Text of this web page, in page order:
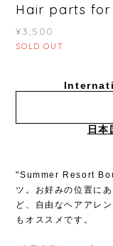
Hair parts for
¥3,500
SOLD OUT
日
"Summer Resort
ツ。お好みの位置に
ど、自由なヘアアレ
もオススメです。